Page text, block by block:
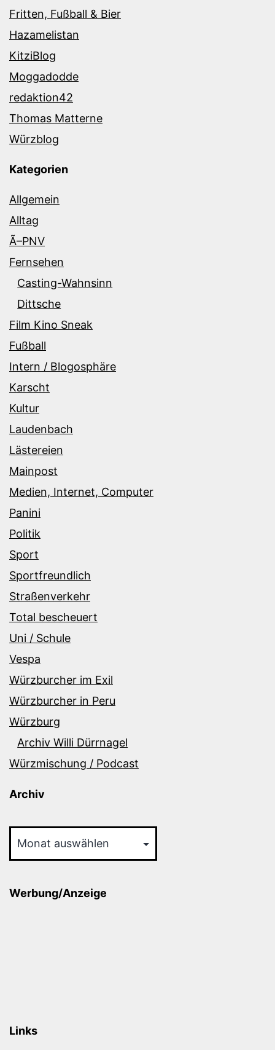
Fritten, Fußball & Bier
Hazamelistan
KitziBlog
Moggadodde
redaktion42
Thomas Matterne
Würzblog
Kategorien
Allgemein
Alltag
Ã–PNV
Fernsehen
Casting-Wahnsinn
Dittsche
Film Kino Sneak
Fußball
Intern / Blogosphäre
Karscht
Kultur
Laudenbach
Lästereien
Mainpost
Medien, Internet, Computer
Panini
Politik
Sport
Sportfreundlich
Straßenverkehr
Total bescheuert
Uni / Schule
Vespa
Würzburcher im Exil
Würzburcher in Peru
Würzburg
Archiv Willi Dürrnagel
Würzmischung / Podcast
Archiv
Werbung/Anzeige
Links